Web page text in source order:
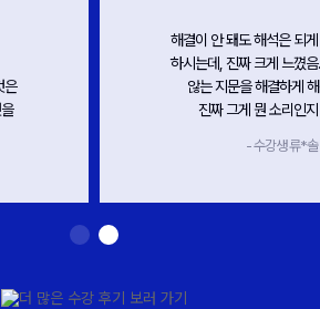
메가스터디
할렐루야 이게 진짜 신세
지문을 논리적으로 읽는
어떤 것을 우리에게 요구
알려주시는 선생님이
- 수강생 박*